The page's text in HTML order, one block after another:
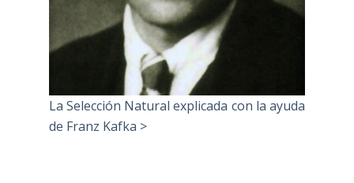
La Selección Natural explicada con la ayuda
de Franz Kafka >